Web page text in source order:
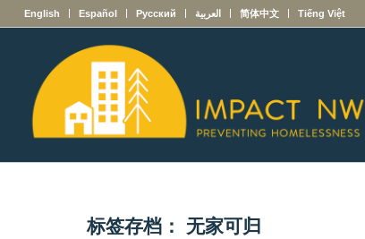
English Español Русский العربية 简体中文 Tiếng Việt
标签存档： 无家可归